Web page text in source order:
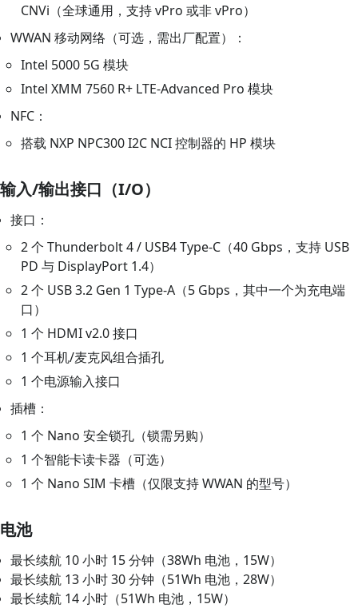
CNVi（全球通用，支持 vPro 或非 vPro）
WWAN 移动网络（可选，需出厂配置）：
Intel 5000 5G 模块
Intel XMM 7560 R+ LTE‑Advanced Pro 模块
NFC：
搭载 NXP NPC300 I2C NCI 控制器的 HP 模块
输入/输出接口（I/O）
接口：
2 个 Thunderbolt 4 / USB4 Type‑C（40 Gbps，支持 USB
PD 与 DisplayPort 1.4）
2 个 USB 3.2 Gen 1 Type‑A（5 Gbps，其中一个为充电端
口）
1 个 HDMI v2.0 接口
1 个耳机/麦克风组合插孔
1 个电源输入接口
插槽：
1 个 Nano 安全锁孔（锁需另购）
1 个智能卡读卡器（可选）
1 个 Nano SIM 卡槽（仅限支持 WWAN 的型号）
电池
最长续航 10 小时 15 分钟（38Wh 电池，15W）
最长续航 13 小时 30 分钟（51Wh 电池，28W）
最长续航 14 小时（51Wh 电池，15W）